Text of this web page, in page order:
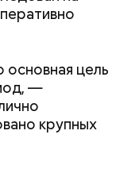
цель
—
крупных
его продлили
проложения
готовы
с Воландом
масло, и
улицы
Патриарших
Коровьева и
в теле: четыре
которые
тревогу